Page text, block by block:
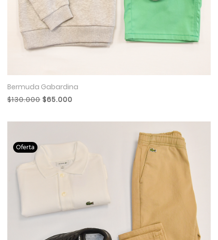
Bermuda Gabardina
$130.000 $65.000